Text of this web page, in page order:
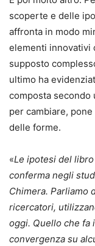
scoperte e delle
affronta in modo
elementi innovativi
supposto
ultimo ha
composta secondo
per cambiare,
delle forme.
«Le ipotesi del libro
conferma negli
Chimera. Parliamo
ricercatori,
oggi. Quello che fa
convergenza su